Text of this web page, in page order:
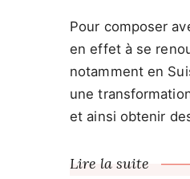
Pour composer
en effet à se
notamment en
une
et ainsi obtenir
Lire la suite